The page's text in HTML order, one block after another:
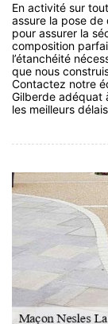
En activité sur
assure la pose
pour assurer la
composition
l’étanchéité
que nous
Contactez notre
Gilberde adéquat
les meilleurs